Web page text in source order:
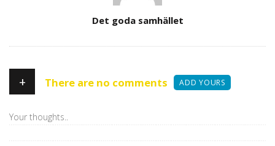
Det goda samhället
+ There are no comments ADD YOURS